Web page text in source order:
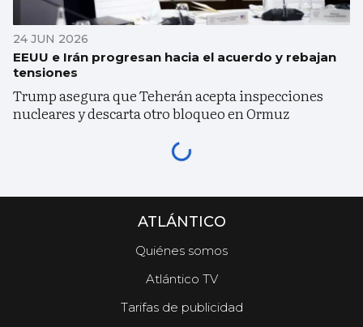
24 JUN 2026
EEUU e Irán progresan hacia el acuerdo y rebajan
tensiones
Trump asegura que Teherán acepta inspecciones
nucleares y descarta otro bloqueo en Ormuz
ATLÁNTICO
Quiénes somos
Atlántico TV
Tarifas de publicidad